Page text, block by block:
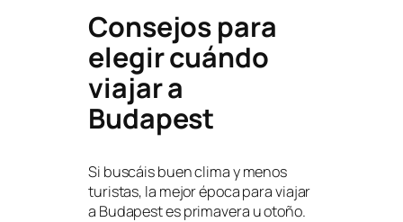
Consejos para
elegir cuándo
viajar a
Budapest
Si buscáis buen clima y menos
turistas, la mejor época para viajar
a Budapest es primavera u otoño.